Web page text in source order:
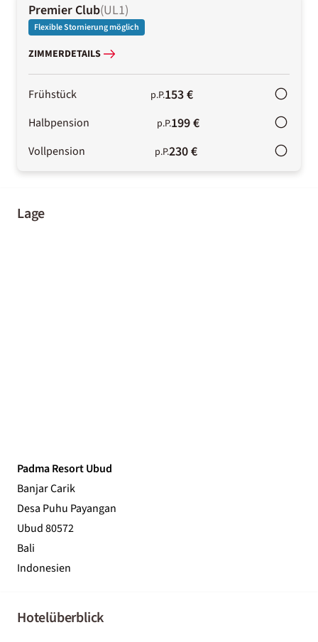
Premier Club(UL1)
Flexible Stornierung möglich
ZIMMERDETAILS
Frühstück p.P.153 €
Halbpension p.P.199 €
Vollpension p.P.230 €
Lage
Padma Resort Ubud
Banjar Carik
Desa Puhu Payangan
Ubud 80572
Bali
Indonesien
Hotelüberblick